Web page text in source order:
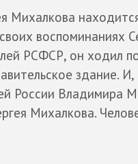
Михалкова
воспоминаниях
РСФСР, он ходил
здание.
России Владимира
Михалкова.